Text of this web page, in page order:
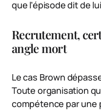
que l’épisode dit de
Recrutement,
angle mort
Le cas Brown
Toute organisation
compétence par une